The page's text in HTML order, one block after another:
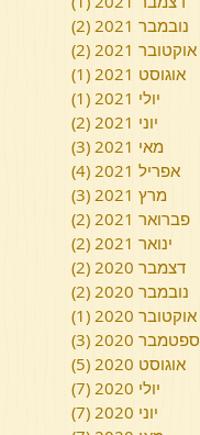
נובמבר 2021
(2)
אוקטובר 2021
(2)
אוגוסט 2021
(1)
יולי 2021
(1)
יוני 2021
(2)
מאי 2021
(3)
אפריל 2021
(4)
מרץ 2021
(3)
פברואר 2021
(2)
ינואר 2021
(2)
דצמבר 2020
(2)
נובמבר 2020
(2)
אוקטובר 2020
(1)
ספטמבר 2020
(3)
אוגוסט 2020
(5)
יולי 2020
(7)
יוני 2020
(7)